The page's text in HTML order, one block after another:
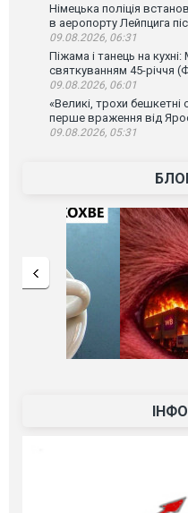
Німецька поліція
в аеропорту Лейпцига
09.08.2026, 06:31
Піжама і танець на
святкуванням 45-річчя
09.08.2026, 06:01
«Великі, трохи бешкетні
перше враження від
09.08.2026, 05:31